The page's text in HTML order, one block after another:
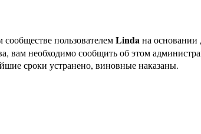
пользователемLindaна
вам необходимо сообщить об этом
сроки устранено, виновные наказаны.